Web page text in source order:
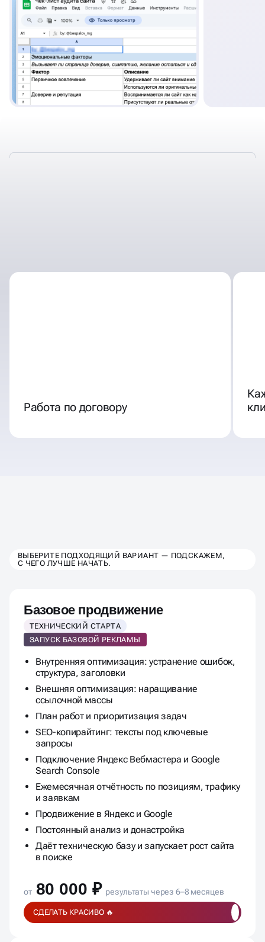
Работа по договору
ВЫБЕРИТЕ ТАРИФ РЕКЛАМЫ
ДЛЯ ФИТНЕС КЛУБА
ВЫБЕРИТЕ ПОДХОДЯЩИЙ ВАРИАНТ — ПОДСКАЖЕМ,
С ЧЕГО ЛУЧШЕ НАЧАТЬ.
Базовое продвижение
ТЕХНИЧЕСКИЙ СТАРТА
ЗАПУСК БАЗОВОЙ РЕКЛАМЫ
Внутренняя оптимизация: устранение ошибок,
структура, заголовки
Внешняя оптимизация: наращивание
ссылочной массы
План работ и приоритизация задач
SEO-копирайтинг: тексты под ключевые
запросы
Подключение Яндекс Вебмастера и Google
Search Console
Ежемесячная отчётность по позициям, трафику
и заявкам
Продвижение в Яндекс и Google
Постоянный анализ и донастройка
Даёт техническую базу и запускает рост сайта
в поиске
от 80 000 ₽ результаты через 6–8 месяцев
СДЕЛАТЬ КРАСИВО 🔥